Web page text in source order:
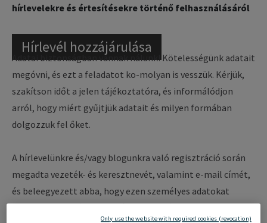
Hírlevél hozzájárulása
hírlevelekre és értesítésekre történő felhasználásáról
Adatai biztonságban vannak nálunk! Kötelességünk adatait
megóvni, és ezt a feladatot ko-molyan is vesszük. Kérjük,
szakítson időt a jelen tájékoztatóra, és informálódjon
arról, hogy miért gyűjtjük adatait és milyen formában
dolgozzuk fel őket.
A hírlevelünkre és/vagy blogunkra való regisztráció során
megadta vezeték- és keresztnevét, valamint e-mail címét,
és beleegyezett abba, hogy ezen személyes adatokat
feldolgozzuk azért, hogy hírleveleket és az CPI Europe
Only use the website with required cookies (revocation)